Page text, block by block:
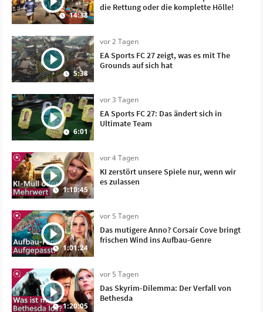
14:38
die Rettung oder die komplette Hölle!
5:38
vor 2 Tagen
EA Sports FC 27 zeigt, was es mit The
Grounds auf sich hat
6:01
vor 3 Tagen
EA Sports FC 27: Das ändert sich in
Ultimate Team
1:10:45
vor 4 Tagen
KI zerstört unsere Spiele nur, wenn wir
es zulassen
1:01:24
vor 5 Tagen
Das mutigere Anno? Corsair Cove bringt
frischen Wind ins Aufbau-Genre
1:20:05
vor 5 Tagen
Das Skyrim-Dilemma: Der Verfall von
Bethesda